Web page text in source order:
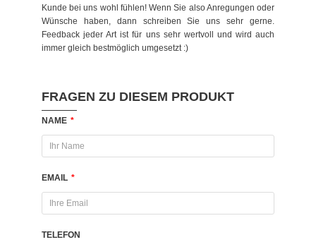
FRAGEN ZU DIESEM PRODUKT
NAME *
EMAIL *
TELEFON
Kunde bei uns wohl fühlen! Wenn Sie also Anregungen oder
Wünsche haben, dann schreiben Sie uns sehr gerne.
Feedback jeder Art ist für uns sehr wertvoll und wird auch
immer gleich bestmöglich umgesetzt :)